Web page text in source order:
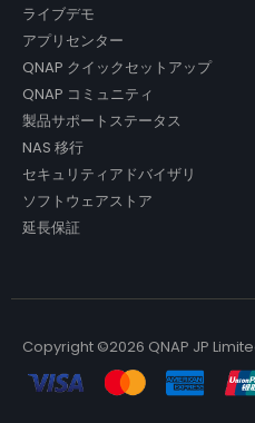
ライブデモ
アプリセンター
QNAP クイックセットアップ
QNAP コミュニティ
製品サポートステータス
NAS 移行
セキュリティアドバイザリ
ソフトウェアストア
延長保証
Copyright ©2026 QNAP JP